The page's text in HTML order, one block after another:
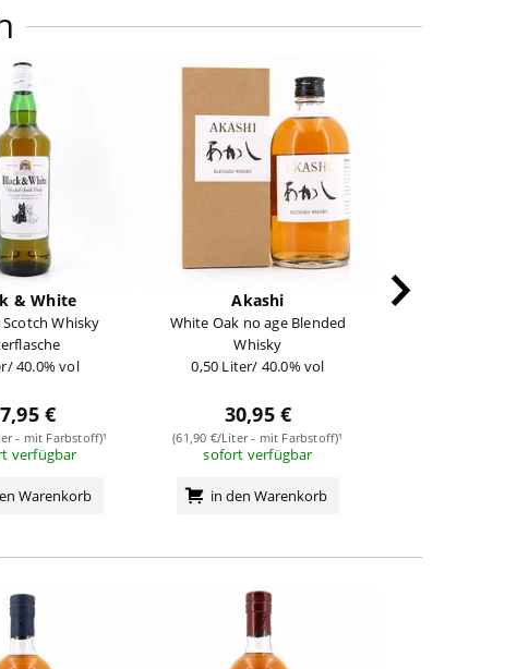
& White
Whisky
40.0% vol
€
- mit Farbstoff)¹
verfügbar
Warenkorb
Akashi
White Oak no age Blended
Whisky
0,50 Liter/ 40.0% vol
30,95 €
(61,90 €/Liter - mit Farbstoff)¹
sofort verfügbar
in den Warenkorb